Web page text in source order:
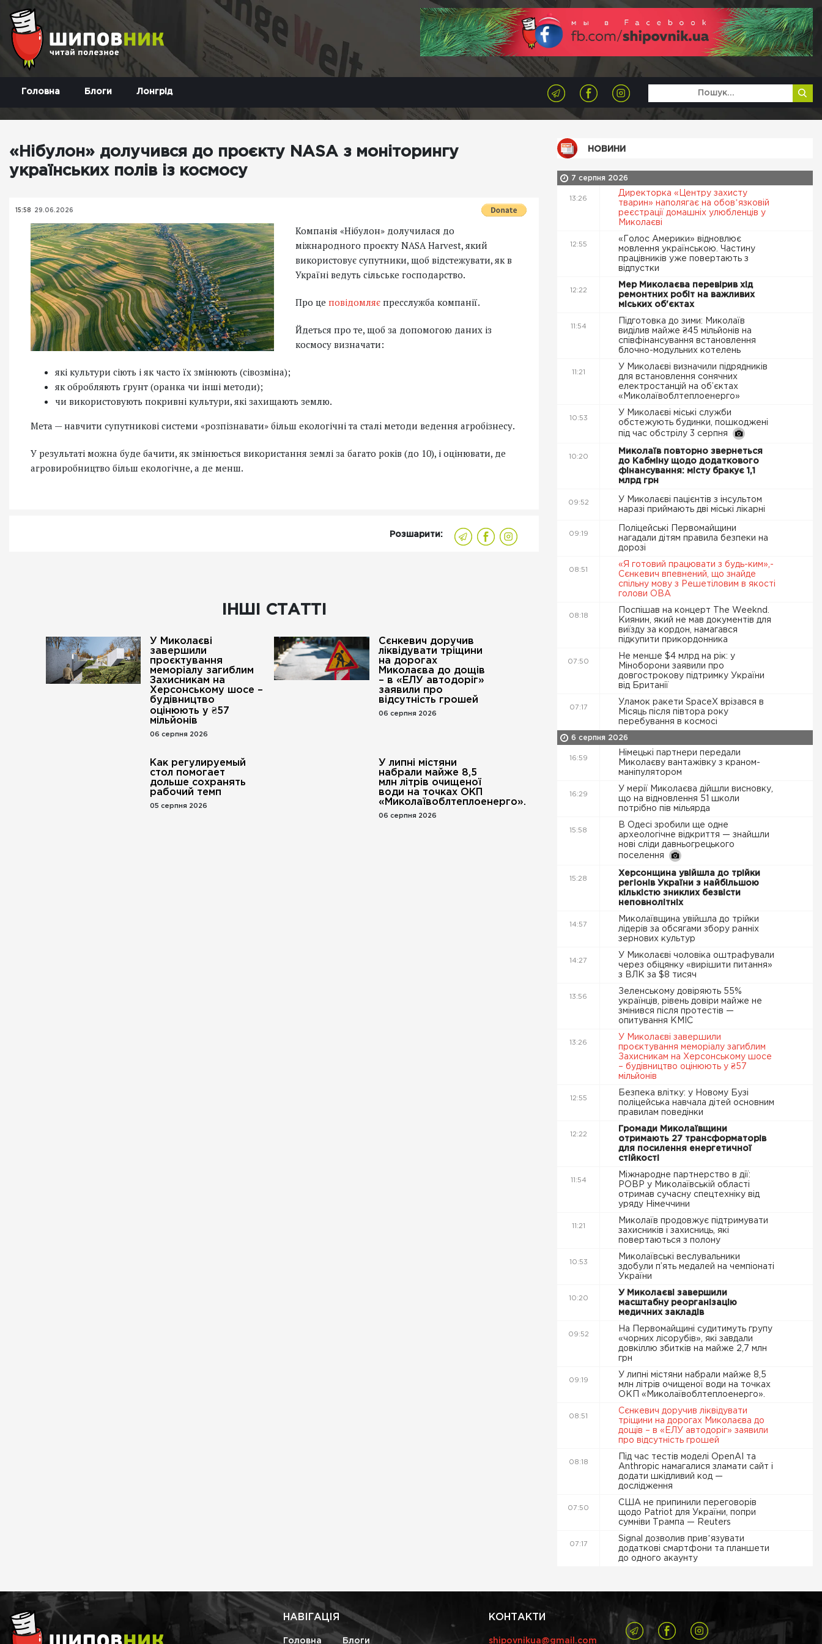
Головна Блоги Лонгрід
«Нібулон» долучився до проєкту NASA з моніторингу
українських полів із космосу
15:58 29.06.2026
Компанія «Нібулон» долучилася до
міжнародного проєкту NASA Harvest, який
використовує супутники, щоб відстежувати, як в
Україні ведуть сільське господарство.
Про це повідомляє пресслужба компанії.
Йдеться про те, щоб за допомогою даних із
космосу визначати:
які культури сіють і як часто їх змінюють (сівозміна);
як обробляють ґрунт (оранка чи інші методи);
чи використовують покривні культури, які захищають землю.
Мета — навчити супутникові системи «розпізнавати» більш екологічні та сталi методи ведення агробізнесу.
У результаті можна буде бачити, як змінюється використання землі за багато років (до 10), і оцінювати, де
агровиробництво більш екологічне, а де менш.
Розшарити:
ІНШІ СТАТТІ
У Миколаєві
завершили
проєктування
меморіалу загиблим
Захисникам на
Херсонському шосе –
будівництво
оцінюють у ₴57
мільйонів
06 серпня 2026
Сєнкевич доручив
ліквідувати тріщини
на дорогах
Миколаєва до дощів
– в «ЕЛУ автодоріг»
заявили про
відсутність грошей
06 серпня 2026
Как регулируемый
стол помогает
дольше сохранять
рабочий темп
05 серпня 2026
У липні містяни
набрали майже 8,5
млн літрів очищеної
води на точках ОКП
«Миколаївоблтеплоенерго».
06 серпня 2026
НОВИНИ
7 серпня 2026
13:26
Директорка «Центру захисту
тварин» наполягає на обовʼязковій
реєстрації домашніх улюбленців у
Миколаєві
12:55
«Голос Америки» відновлює
мовлення українською. Частину
працівників уже повертають з
відпустки
12:22
Мер Миколаєва перевірив хід
ремонтних робіт на важливих
міських об'єктах
11:54
Підготовка до зими: Миколаїв
виділив майже ₴45 мільйонів на
співфінансування встановлення
блочно-модульних котелень
11:21
У Миколаєві визначили підрядників
для встановлення сонячних
електростанцій на об’єктах
«Миколаївоблтеплоенерго»
10:53
У Миколаєві міські служби
обстежують будинки, пошкоджені
під час обстрілу 3 серпня
10:20
Миколаїв повторно звернеться
до Кабміну щодо додаткового
фінансування: місту бракує 1,1
млрд грн
09:52
У Миколаєві пацієнтів з інсультом
наразі приймають дві міські лікарні
09:19
Поліцейські Первомайщини
нагадали дітям правила безпеки на
дорозі
08:51
«Я готовий працювати з будь-ким»,-
Сєнкевич впевнений, що знайде
спільну мову з Решетіловим в якості
голови ОВА
08:18
Поспішав на концерт The Weeknd.
Киянин, який не мав документів для
виїзду за кордон, намагався
підкупити прикордонника
07:50
Не менше $4 млрд на рік: у
Міноборони заявили про
довгострокову підтримку України
від Британії
07:17
Уламок ракети SpaceX врізався в
Місяць після півтора року
перебування в космосі
6 серпня 2026
16:59
Німецькі партнери передали
Миколаєву вантажівку з краном-
маніпулятором
16:29
У мерії Миколаєва дійшли висновку,
що на відновлення 51 школи
потрібно пів мільярда
15:58
В Одесі зробили ще одне
археологічне відкриття — знайшли
нові сліди давньогрецького
поселення
15:28
Херсонщина увійшла до трійки
регіонів України з найбільшою
кількістю зниклих безвісти
неповнолітніх
14:57
Миколаївщина увійшла до трійки
лідерів за обсягами збору ранніх
зернових культур
14:27
У Миколаєві чоловіка оштрафували
через обіцянку «вирішити питання»
з ВЛК за $8 тисяч
13:56
Зеленському довіряють 55%
українців, рівень довіри майже не
змінився після протестів —
опитування КМІС
13:26
У Миколаєві завершили
проєктування меморіалу загиблим
Захисникам на Херсонському шосе
– будівництво оцінюють у ₴57
мільйонів
12:55
Безпека влітку: у Новому Бузі
поліцейська навчала дітей основним
правилам поведінки
12:22
Громади Миколаївщини
отримають 27 трансформаторів
для посилення енергетичної
стійкості
11:54
Міжнародне партнерство в дії:
РОВР у Миколаївській області
отримав сучасну спецтехніку від
уряду Німеччини
11:21
Миколаїв продовжує підтримувати
захисників і захисниць, які
повертаються з полону
10:53
Миколаївські веслувальники
здобули п’ять медалей на чемпіонаті
України
10:20
У Миколаєві завершили
масштабну реорганізацію
медичних закладів
09:52
На Первомайщині судитимуть групу
«чорних лісорубів», які завдали
довкіллю збитків на майже 2,7 млн
грн
09:19
У липні містяни набрали майже 8,5
млн літрів очищеної води на точках
ОКП «Миколаївоблтеплоенерго».
08:51
Сєнкевич доручив ліквідувати
тріщини на дорогах Миколаєва до
дощів – в «ЕЛУ автодоріг» заявили
про відсутність грошей
08:18
Під час тестів моделі OpenAI та
Anthropic намагалися зламати сайт і
додати шкідливий код —
дослідження
07:50
США не припинили переговорів
щодо Patriot для України, попри
сумніви Трампа — Reuters
07:17
Signal дозволив привʼязувати
додаткові смартфони та планшети
до одного акаунту
НАВІГАЦІЯ
Головна Блоги
КОНТАКТИ
shipovnikua@gmail.com